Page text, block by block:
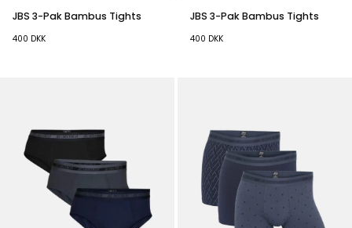
JBS 3-Pak Bambus Tights
400 DKK
JBS 3-Pak Bambus Tights
400 DKK